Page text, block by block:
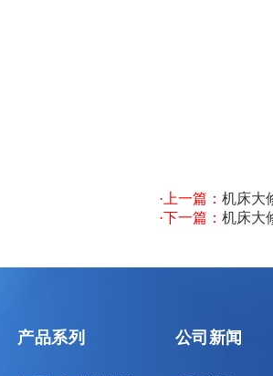
·上一篇： 机床大
·下一篇： 机床大
产品系列 公司新闻